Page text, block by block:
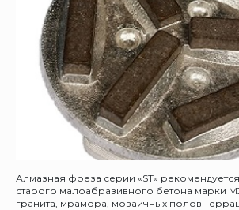
Алмазная фреза серии «ST»
старого малоабразивного бетона марки
гранита, мрамора, мозаичных полов